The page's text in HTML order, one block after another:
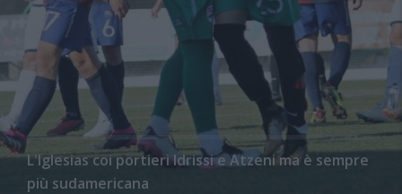
L'Iglesias coi portieri Idrissi e Atzeni ma è sempre
più sudamericana